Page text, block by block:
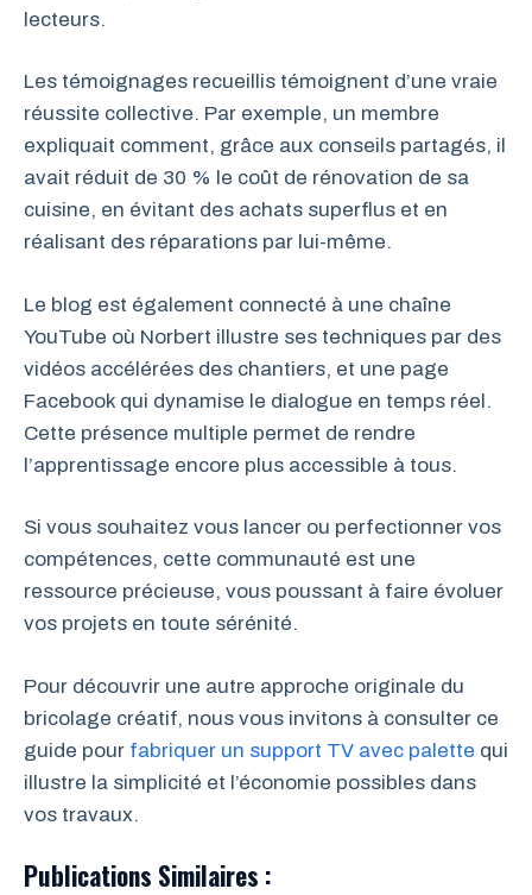
lecteurs.
Les témoignages recueillis témoignent d’une vraie
réussite collective. Par exemple, un membre
expliquait comment, grâce aux conseils partagés, il
avait réduit de 30 % le coût de rénovation de sa
cuisine, en évitant des achats superflus et en
réalisant des réparations par lui-même.
Le blog est également connecté à une chaîne
YouTube où Norbert illustre ses techniques par des
vidéos accélérées des chantiers, et une page
Facebook qui dynamise le dialogue en temps réel.
Cette présence multiple permet de rendre
l’apprentissage encore plus accessible à tous.
Si vous souhaitez vous lancer ou perfectionner vos
compétences, cette communauté est une
ressource précieuse, vous poussant à faire évoluer
vos projets en toute sérénité.
Pour découvrir une autre approche originale du
bricolage créatif, nous vous invitons à consulter ce
guide pour fabriquer un support TV avec palette qui
illustre la simplicité et l’économie possibles dans
vos travaux.
Publications Similaires :